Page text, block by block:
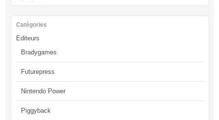
Catégories
Editeurs
Bradygames
Futurepress
Nintendo Power
Piggyback